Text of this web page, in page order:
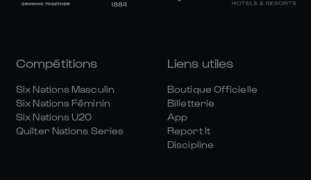
Compétitions
Six Nations Masculin
Six Nations Féminin
Six Nations U20
Quilter Nations Series
Liens utiles
Boutique Officielle
Billetterie
App
Report It
Discipline